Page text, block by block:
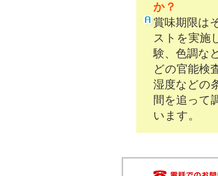
か？
賞味期限は
ストを実施
験、色調な
どの官能検
湿度などの
間を追って
います。